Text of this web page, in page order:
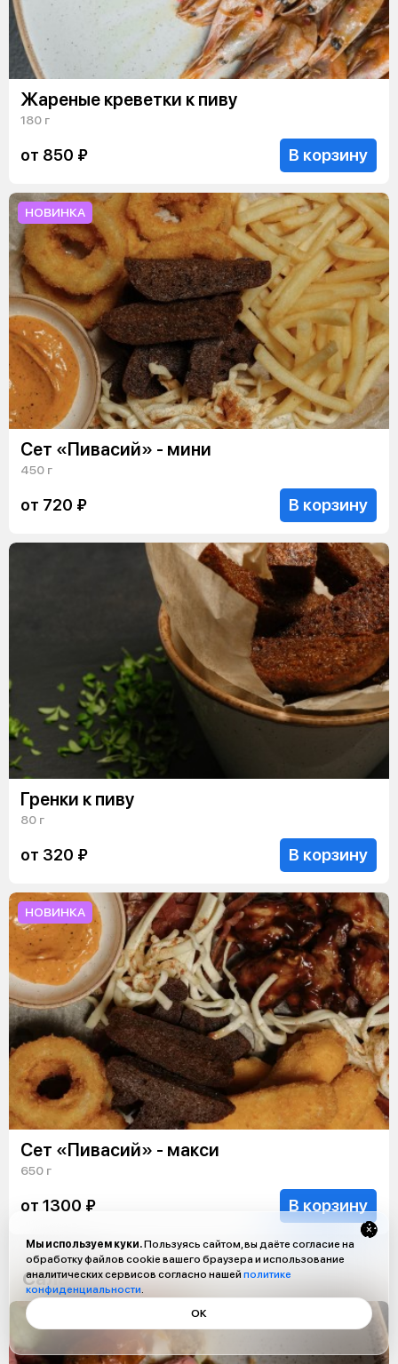
Жареные креветки к пиву
180 г
от 850 ₽ В корзину
НОВИНКА
Сет «Пивасий» - мини
450 г
от 720 ₽ В корзину
Гренки к пиву
80 г
от 320 ₽ В корзину
НОВИНКА
Сет «Пивасий» - макси
650 г
от 1300 ₽ В корзину
Салаты
Мы используем куки.Пользуясь сайтом, вы даёте согласие на
обработку файлов cookie вашего браузера и использование
аналитических сервисов согласно нашей политике
конфиденциальности.
ОК